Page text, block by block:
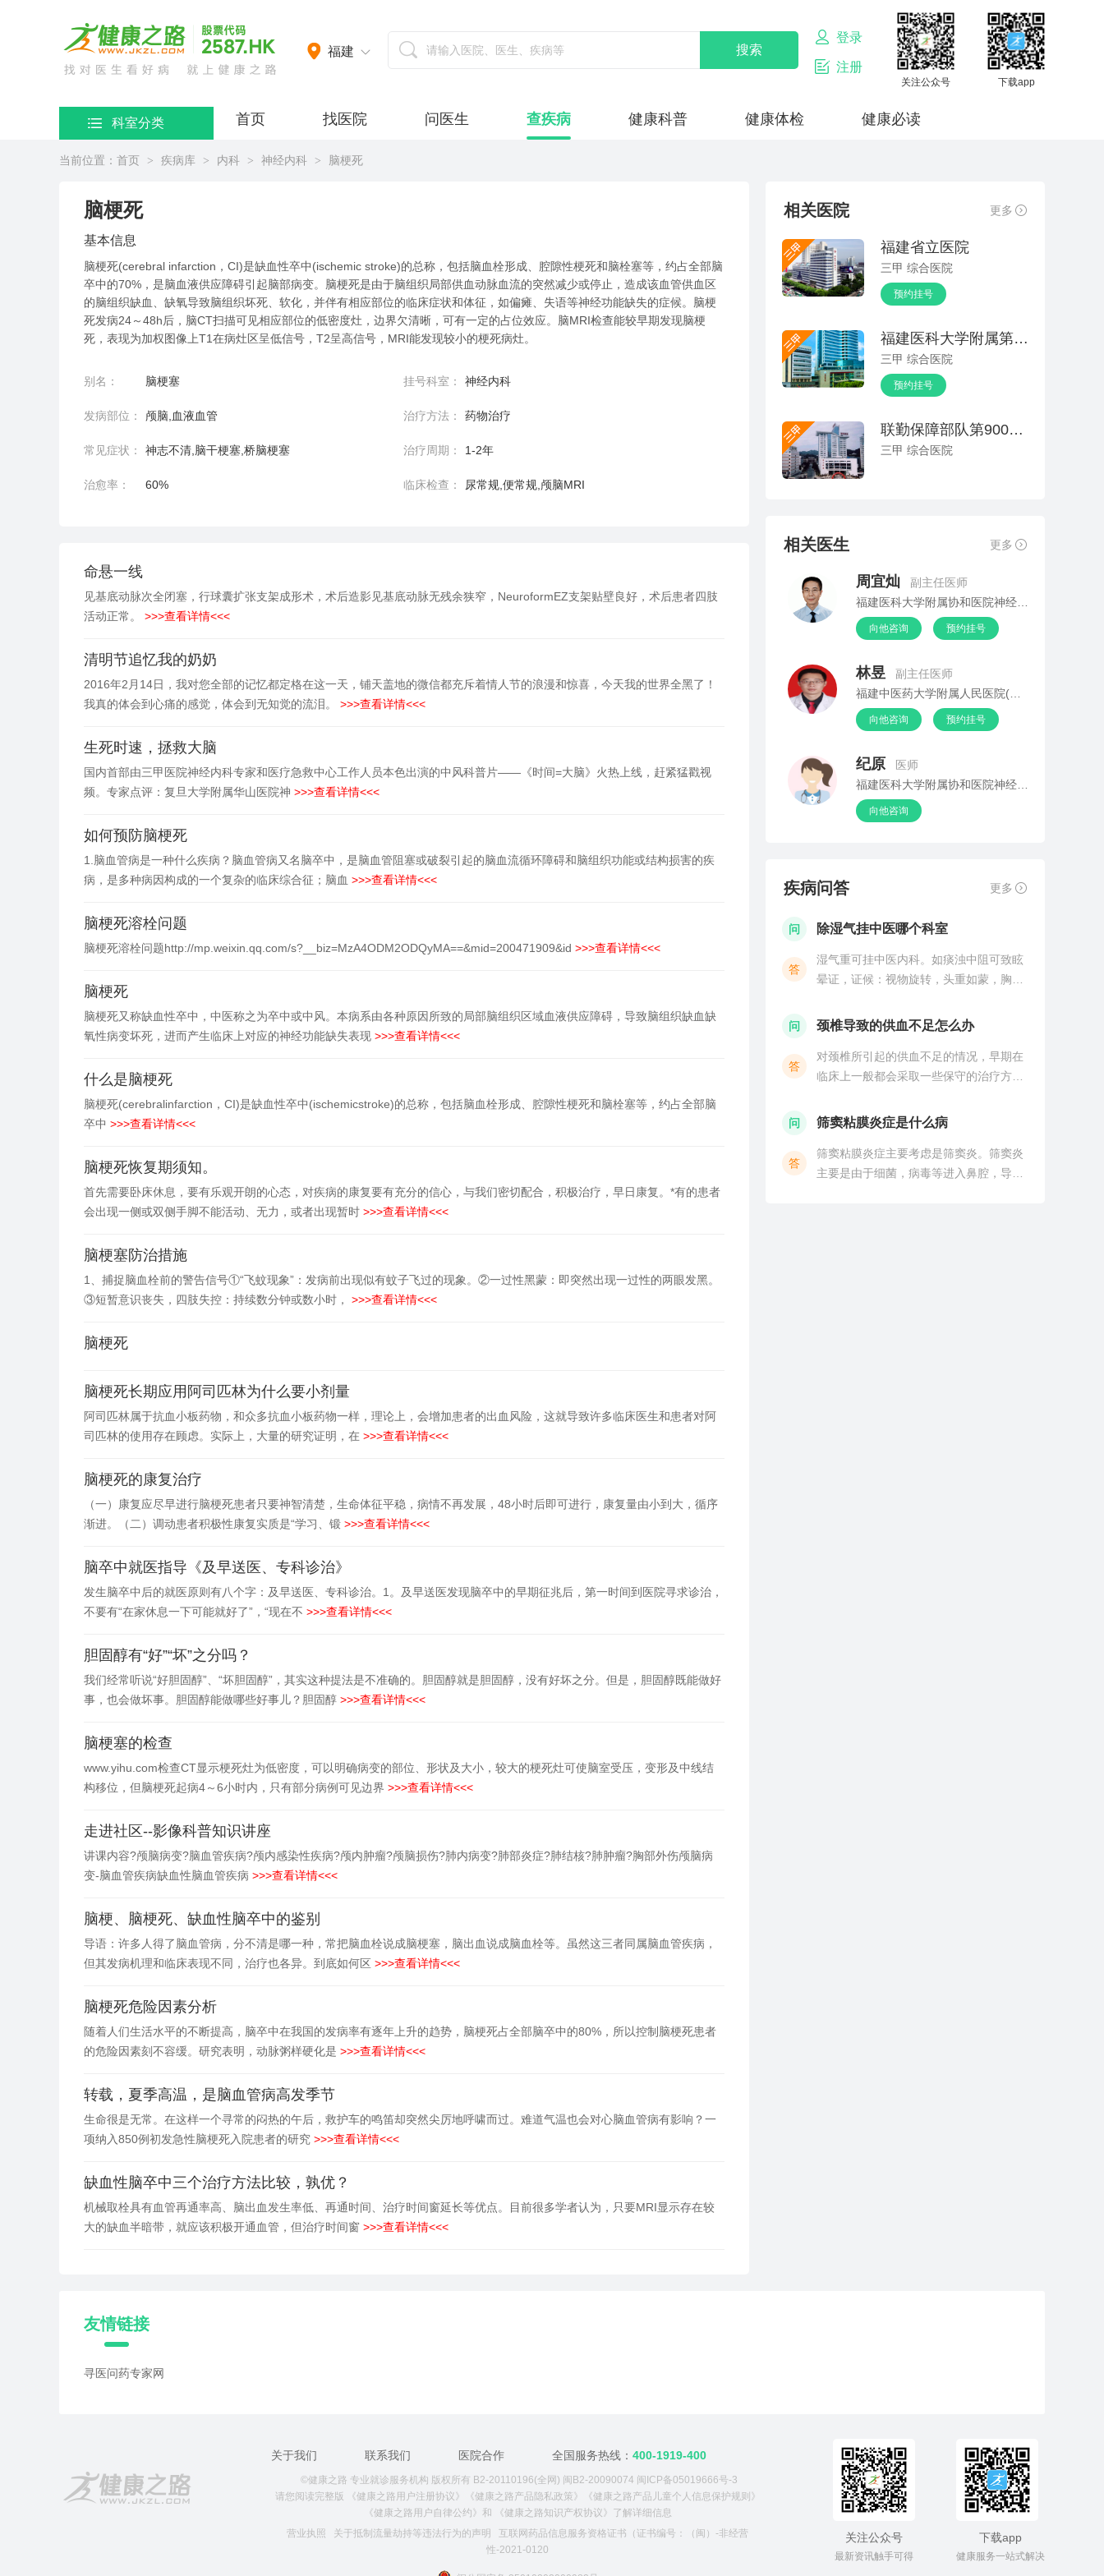
福建
登录
注册
关注公众号 下载app
科室分类 首页 找医院 问医生 查疾病 健康科普 健康体检 健康必读
当前位置： 首页 > 疾病库 > 内科 > 神经内科 > 脑梗死
脑梗死
基本信息
脑梗死(cerebral infarction，CI)是缺血性卒中(ischemic stroke)的总称，包括脑血栓形成、腔隙性梗死和脑栓塞等，约占全部脑
卒中的70%，是脑血液供应障碍引起脑部病变。脑梗死是由于脑组织局部供血动脉血流的突然减少或停止，造成该血管供血区
的脑组织缺血、缺氧导致脑组织坏死、软化，并伴有相应部位的临床症状和体征，如偏瘫、失语等神经功能缺失的症候。脑梗
死发病24～48h后，脑CT扫描可见相应部位的低密度灶，边界欠清晰，可有一定的占位效应。脑MRI检查能较早期发现脑梗
死，表现为加权图像上T1在病灶区呈低信号，T2呈高信号，MRI能发现较小的梗死病灶。
别名： 脑梗塞 挂号科室： 神经内科
发病部位： 颅脑,血液血管 治疗方法： 药物治疗
常见症状： 神志不清,脑干梗塞,桥脑梗塞 治疗周期： 1-2年
治愈率： 60% 临床检查： 尿常规,便常规,颅脑MRI
命悬一线
见基底动脉次全闭塞，行球囊扩张支架成形术，术后造影见基底动脉无残余狭窄，NeuroformEZ支架贴壁良好，术后患者四肢
活动正常。
>>>查看详情<<<
清明节追忆我的奶奶
2016年2月14日，我对您全部的记忆都定格在这一天，铺天盖地的微信都充斥着情人节的浪漫和惊喜，今天我的世界全黑了！
我真的体会到心痛的感觉，体会到无知觉的流泪。
>>>查看详情<<<
生死时速，拯救大脑
国内首部由三甲医院神经内科专家和医疗急救中心工作人员本色出演的中风科普片——《时间=大脑》火热上线，赶紧猛戳视
频。专家点评：复旦大学附属华山医院神 >>>查看详情<<<
如何预防脑梗死
1.脑血管病是一种什么疾病？脑血管病又名脑卒中，是脑血管阻塞或破裂引起的脑血流循环障碍和脑组织功能或结构损害的疾
病，是多种病因构成的一个复杂的临床综合征；脑血 >>>查看详情<<<
脑梗死溶栓问题
脑梗死溶栓问题http://mp.weixin.qq.com/s?__biz=MzA4ODM2ODQyMA==&mid=200471909&id >>>查看详情<<<
脑梗死
脑梗死又称缺血性卒中，中医称之为卒中或中风。本病系由各种原因所致的局部脑组织区域血液供应障碍，导致脑组织缺血缺
氧性病变坏死，进而产生临床上对应的神经功能缺失表现 >>>查看详情<<<
什么是脑梗死
脑梗死(cerebralinfarction，CI)是缺血性卒中(ischemicstroke)的总称，包括脑血栓形成、腔隙性梗死和脑栓塞等，约占全部脑
卒中 >>>查看详情<<<
脑梗死恢复期须知。
首先需要卧床休息，要有乐观开朗的心态，对疾病的康复要有充分的信心，与我们密切配合，积极治疗，早日康复。*有的患者
会出现一侧或双侧手脚不能活动、无力，或者出现暂时 >>>查看详情<<<
脑梗塞防治措施
1、捕捉脑血栓前的警告信号①“飞蚊现象”：发病前出现似有蚊子飞过的现象。②一过性黑蒙：即突然出现一过性的两眼发黑。
③短暂意识丧失，四肢失控：持续数分钟或数小时，
>>>查看详情<<<
脑梗死
脑梗死长期应用阿司匹林为什么要小剂量
阿司匹林属于抗血小板药物，和众多抗血小板药物一样，理论上，会增加患者的出血风险，这就导致许多临床医生和患者对阿
司匹林的使用存在顾虑。实际上，大量的研究证明，在 >>>查看详情<<<
脑梗死的康复治疗
（一）康复应尽早进行脑梗死患者只要神智清楚，生命体征平稳，病情不再发展，48小时后即可进行，康复量由小到大，循序
渐进。（二）调动患者积极性康复实质是“学习、锻 >>>查看详情<<<
脑卒中就医指导《及早送医、专科诊治》
发生脑卒中后的就医原则有八个字：及早送医、专科诊治。1。及早送医发现脑卒中的早期征兆后，第一时间到医院寻求诊治，
不要有“在家休息一下可能就好了”，“现在不 >>>查看详情<<<
胆固醇有“好”“坏”之分吗？
我们经常听说“好胆固醇”、“坏胆固醇”，其实这种提法是不准确的。胆固醇就是胆固醇，没有好坏之分。但是，胆固醇既能做好
事，也会做坏事。胆固醇能做哪些好事儿？胆固醇 >>>查看详情<<<
脑梗塞的检查
www.yihu.com检查CT显示梗死灶为低密度，可以明确病变的部位、形状及大小，较大的梗死灶可使脑室受压，变形及中线结
构移位，但脑梗死起病4～6小时内，只有部分病例可见边界 >>>查看详情<<<
走进社区--影像科普知识讲座
讲课内容?颅脑病变?脑血管疾病?颅内感染性疾病?颅内肿瘤?颅脑损伤?肺内病变?肺部炎症?肺结核?肺肿瘤?胸部外伤颅脑病
变-脑血管疾病缺血性脑血管疾病 >>>查看详情<<<
脑梗、脑梗死、缺血性脑卒中的鉴别
导语：许多人得了脑血管病，分不清是哪一种，常把脑血栓说成脑梗塞，脑出血说成脑血栓等。虽然这三者同属脑血管疾病，
但其发病机理和临床表现不同，治疗也各异。到底如何区 >>>查看详情<<<
脑梗死危险因素分析
随着人们生活水平的不断提高，脑卒中在我国的发病率有逐年上升的趋势，脑梗死占全部脑卒中的80%，所以控制脑梗死患者
的危险因素刻不容缓。研究表明，动脉粥样硬化是 >>>查看详情<<<
转载，夏季高温，是脑血管病高发季节
生命很是无常。在这样一个寻常的闷热的午后，救护车的鸣笛却突然尖厉地呼啸而过。难道气温也会对心脑血管病有影响？一
项纳入850例初发急性脑梗死入院患者的研究 >>>查看详情<<<
缺血性脑卒中三个治疗方法比较，孰优？
机械取栓具有血管再通率高、脑出血发生率低、再通时间、治疗时间窗延长等优点。目前很多学者认为，只要MRI显示存在较
大的缺血半暗带，就应该积极开通血管，但治疗时间窗 >>>查看详情<<<
相关医院 更多
福建省立医院
三甲 综合医院
预约挂号
福建医科大学附属第一医院
三甲 综合医院
预约挂号
联勤保障部队第900医院(原福州总医院)
三甲 综合医院
相关医生 更多
周宜灿
副主任医师
向他咨询 预约挂号
林昱
副主任医师
向他咨询 预约挂号
纪原
医师
向他咨询
疾病问答 更多
问 除湿气挂中医哪个科室
答
湿气重可挂中医内科。如痰浊中阻可致眩
晕证，证候：视物旋转，头重如蒙，胸闷
苔白腻，脉弦滑。治法：燥湿祛痰，健脾
热中阻，还可致胃脘痛
问 颈椎导致的供血不足怎么办
答
对颈椎所引起的供血不足的情况，早期在
临床上一般都会采取一些保守的治疗方
一些物理性的疗法，局部的热敷，针灸，
供血不足有较好的缓解作
问 筛窦粘膜炎症是什么病
答
筛窦粘膜炎症主要考虑是筛窦炎。筛窦炎
主要是由于细菌，病毒等进入鼻腔，导致
友情链接
寻医问药专家网
关于我们 联系我们 医院合作 全国服务热线： 400-1919-400
©健康之路 专业就诊服务机构 版权所有 B2-20110196(全网) 闽B2-20090074 闽ICP备05019666号-3
请您阅读完整版
《健康之路用户注册协议》 《健康之路产品隐私政策》
《健康之路产品儿童个人信息保护规则》
《健康之路用户自律公约》 和 《健康之路知识产权协议》 了解详细信息
营业执照
关于抵制流量劫持等违法行为的声明
互联网药品信息服务资格证书（证书编号：（闽）-非经营
性-2021-0120
关注公众号
最新资讯触手可得
下载app
健康服务一站式解决